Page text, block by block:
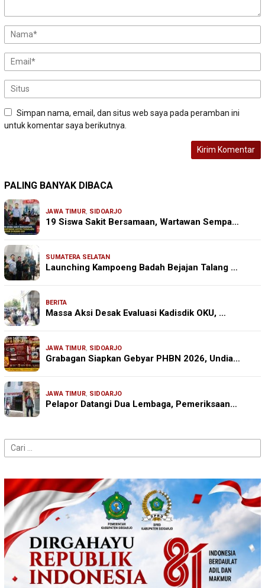
Simpan nama, email, dan situs web saya pada peramban ini
untuk komentar saya berikutnya.
PALING BANYAK DIBACA
JAWA TIMUR SIDOARJO
19 Siswa Sakit Bersamaan, Wartawan Sempa…
SUMATERA SELATAN
Launching Kampoeng Badah Bejajan Talang …
BERITA
Massa Aksi Desak Evaluasi Kadisdik OKU, …
JAWA TIMUR SIDOARJO
Grabagan Siapkan Gebyar PHBN 2026, Undia…
JAWA TIMUR SIDOARJO
Pelapor Datangi Dua Lembaga, Pemeriksaan…
Cari
untuk: